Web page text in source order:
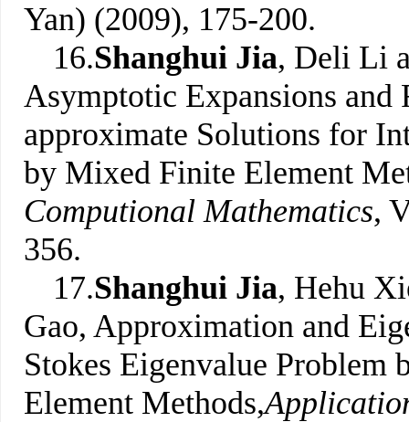
Yan) (2009), 175-200.
16.Shanghui Jia, Deli Li
Asymptotic Expansions
approximate Solutions for
by Mixed Finite Element
Computional Mathematics,
356.
17.Shanghui Jia, Hehu
Gao, Approximation and
Stokes Eigenvalue
Element Methods,